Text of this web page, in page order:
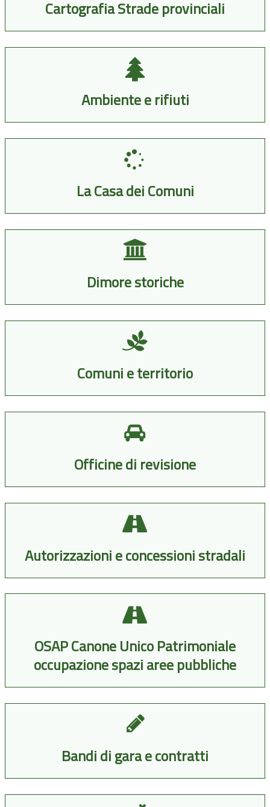
Cartografia Strade provinciali
Ambiente e rifiuti
La Casa dei Comuni
Dimore storiche
Comuni e territorio
Officine di revisione
Autorizzazioni e concessioni stradali
OSAP Canone Unico Patrimoniale
occupazione spazi aree pubbliche
Bandi di gara e contratti